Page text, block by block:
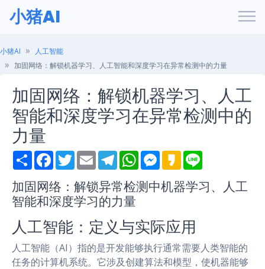
小猪AI
小猪AI
人工智能
加固网络：解锁机器学习、人工智能和深度学习在异常检测中的力量
加固网络：解锁机器学习、人工
智能和深度学习在异常检测中的
力量
S
h
r
e
F
a
e
b
o
k
T
w
t
t
e
E
m
i
l
T
e
e
g
r
m
W
h
t
s
p
M
e
s
e
e
r
K
a
a
o
e
加固网络：解锁异常检测中机器学习、人工
智能和深度学习的力量
人工智能：定义与实际应用
人工智能（AI）指的是开发能够执行通常需要人类智能的
任务的计算机系统。它涉及创建算法和模型，使机器能够